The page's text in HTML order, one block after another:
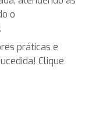
o
práticas e
Clique